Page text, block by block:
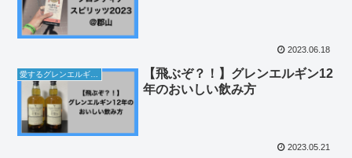
2023.06.18
【飛ぶぞ？！】グレンエルギン12
年のおいしい飲み方
2023.05.21